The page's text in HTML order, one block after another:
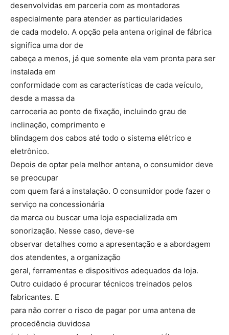
desenvolvidas em parceria com as montadoras
especialmente para atender as particularidades
de cada modelo. A opção pela antena original de fábrica
significa uma dor de
cabeça a menos, já que somente ela vem pronta para ser
instalada em
conformidade com as características de cada veículo,
desde a massa da
carroceria ao ponto de fixação, incluindo grau de
inclinação, comprimento e
blindagem dos cabos até todo o sistema elétrico e
eletrônico.
Depois de optar pela melhor antena, o consumidor deve
se preocupar
com quem fará a instalação. O consumidor pode fazer o
serviço na concessionária
da marca ou buscar uma loja especializada em
sonorização. Nesse caso, deve-se
observar detalhes como a apresentação e a abordagem
dos atendentes, a organização
geral, ferramentas e dispositivos adequados da loja.
Outro cuidado é procurar técnicos treinados pelos
fabricantes. E
para não correr o risco de pagar por uma antena de
procedência duvidosa